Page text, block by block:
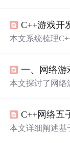
界面，JDBC处
运用链表存储棋
C++游戏开
本文系统梳理
存对齐与协议版
入预测、客户端
现。
一、网络游
本文探讨了网络
游戏架构的独
络同步策略。
本文详细阐述基